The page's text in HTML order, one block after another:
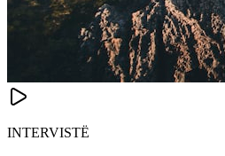
INTERVISTË